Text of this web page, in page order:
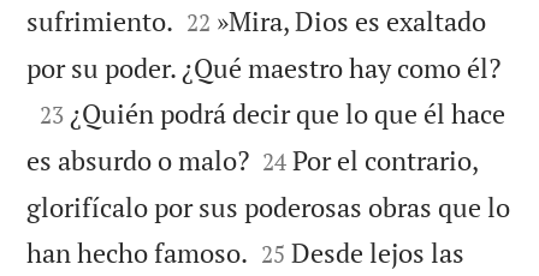
sufrimiento. 

22 »Mira, Dios es exaltado
por su poder. ¿Qué maestro hay como él?

23 ¿Quién podrá decir que lo que él hace
es absurdo o malo?
24 Por el contrario,
glorifícalo por sus poderosas obras que lo
han hecho famoso. 

25 Desde lejos las